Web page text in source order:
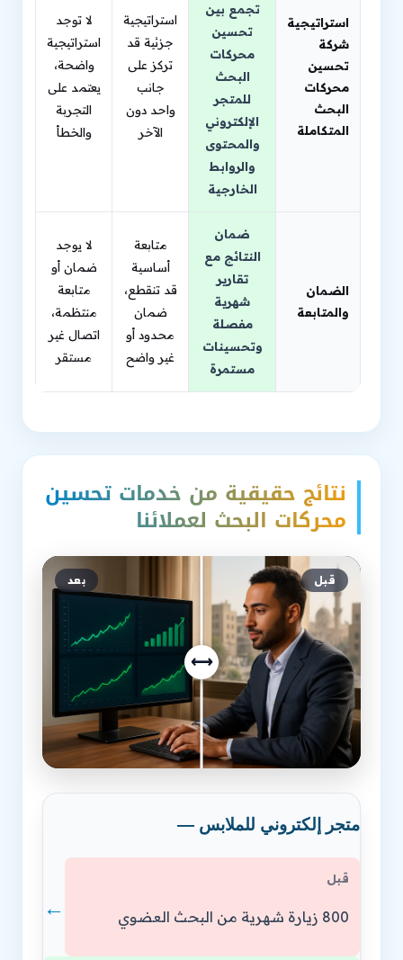
استراتيجية
شركة
تحسين
محركات
البحث
المتكاملة
تجمع بين
تحسين
محركات
البحث
للمتجر
الإلكتروني
والمحتوى
والروابط
الخارجية
استراتيجية
جزئية قد
تركز على
جانب
واحد دون
الآخر
لا توجد
استراتيجية
واضحة،
يعتمد على
التجربة
والخطأ
الضمان
والمتابعة
ضمان
النتائج مع
تقارير
شهرية
مفصلة
وتحسينات
مستمرة
متابعة
أساسية
قد تنقطع،
ضمان
محدود أو
غير واضح
لا يوجد
ضمان أو
متابعة
منتظمة،
اتصال غير
مستقر
نتائج حقيقية من خدمات تحسين
محركات البحث لعملائنا
⟷
قبل بعد
متجر إلكتروني للملابس —
قبل
800 زيارة شهرية من البحث العضوي ←